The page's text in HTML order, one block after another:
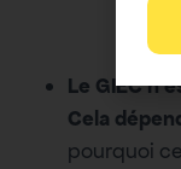
Le GIEC
Cela
pourquoi